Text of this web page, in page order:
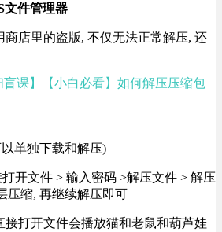
文件管理器
店里的盗版, 不仅无法正常解压, 还
盲课】【小白必看】如何解压压缩包
单独下载和解压)
开文件 > 输入密码 >解压文件 > 解压
压缩, 再继续解压即可
接打开文件会播放猫和老鼠和葫芦娃